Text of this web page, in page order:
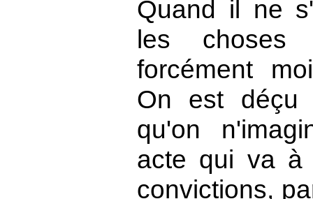
Quand il ne
les
forcément
On est déçu
qu'on
acte qui va à
convictions,